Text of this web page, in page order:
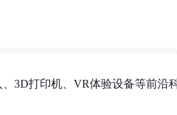
3D打印机、VR体验设备等前沿